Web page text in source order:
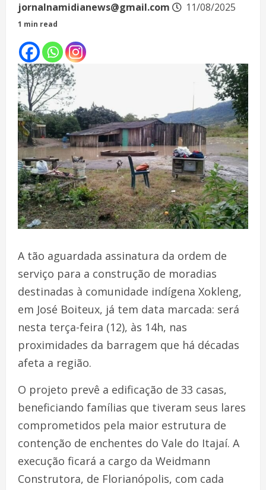
jornalnamidianews@gmail.com 11/08/2025
1 min read
A tão aguardada assinatura da ordem de
serviço para a construção de moradias
destinadas à comunidade indígena Xokleng,
em José Boiteux, já tem data marcada: será
nesta terça-feira (12), às 14h, nas
proximidades da barragem que há décadas
afeta a região.
O projeto prevê a edificação de 33 casas,
beneficiando famílias que tiveram seus lares
comprometidos pela maior estrutura de
contenção de enchentes do Vale do Itajaí. A
execução ficará a cargo da Weidmann
Construtora, de Florianópolis, com cada